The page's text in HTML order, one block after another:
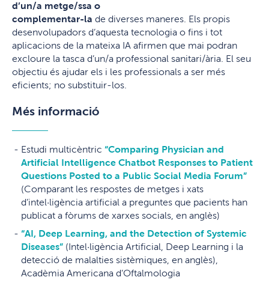
d’un/a metge/ssa o
complementar-la de diverses maneres. Els propis
desenvolupadors d’aquesta tecnologia o fins i tot
aplicacions de la mateixa IA afirmen que mai podran
excloure la tasca d’un/a professional sanitari/ària. El seu
objectiu és ajudar els i les professionals a ser més
eficients; no substituir-los.
Més informació
Estudi multicèntric “Comparing Physician and
Artificial Intelligence Chatbot Responses to Patient
Questions Posted to a Public Social Media Forum”
(Comparant les respostes de metges i xats
d’intel·ligència artificial a preguntes que pacients han
publicat a fòrums de xarxes socials, en anglès)
“AI, Deep Learning, and the Detection of Systemic
Diseases” (Intel·ligència Artificial, Deep Learning i la
detecció de malalties sistèmiques, en anglès),
Acadèmia Americana d’Oftalmologia